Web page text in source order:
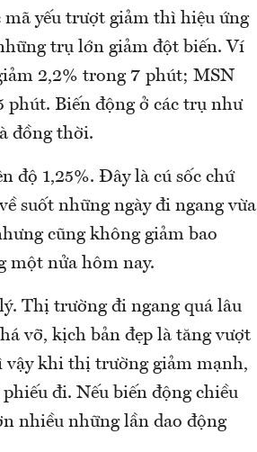
mã yếu trượt giảm thì hiệu ứng
trụ lớn giảm đột biến. Ví
2,2% trong 7 phút; MSN
phút. Biến động ở các trụ như
đồng thời.
độ 1,25%. Đây là cú sốc chứ
suốt những ngày đi ngang vừa
cũng không giảm bao
một nửa hôm nay.
Thị trường đi ngang quá lâu
vỡ, kịch bản đẹp là tăng vượt
vậy khi thị trường giảm mạnh,
đi. Nếu biến động chiều
nhiều những lần dao động